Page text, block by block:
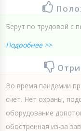
Берут по трудовой с
Подробнее >>
Во время пандемии
счет. Нет охраны,
оборудование
обостренная из-за